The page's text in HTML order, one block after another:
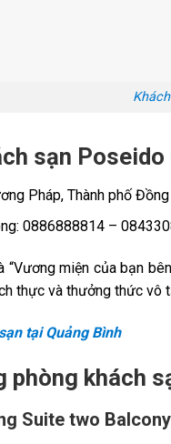
sạn Poseido
Pháp, Thành phố
0886888814 –
“Vương miện của bạn
thực và thưởng thức vô
tại Quảng Bình
phòng khách
Suite two